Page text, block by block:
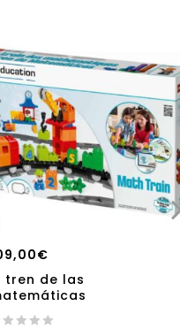
€
tren de las